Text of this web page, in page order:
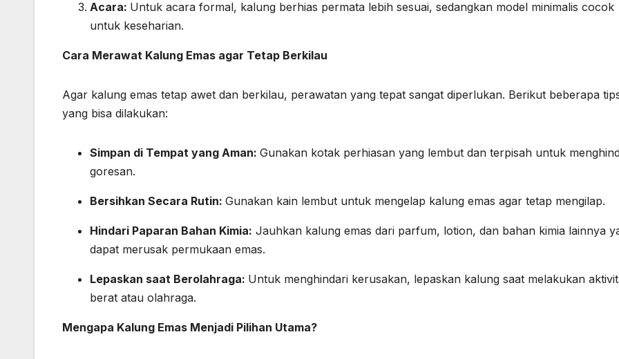
Acara: Untuk acara formal, kalung berhias permata lebih sesuai, sedangkan model minimalis cocok
untuk keseharian.
Cara Merawat Kalung Emas agar Tetap Berkilau
Agar kalung emas tetap awet dan berkilau, perawatan yang tepat sangat diperlukan. Berikut beberapa
yang bisa dilakukan:
Simpan di Tempat yang Aman: Gunakan kotak perhiasan yang lembut dan terpisah untuk
goresan.
Bersihkan Secara Rutin: Gunakan kain lembut untuk mengelap kalung emas agar tetap mengilap.
Hindari Paparan Bahan Kimia: Jauhkan kalung emas dari parfum, lotion, dan bahan kimia lainnya
dapat merusak permukaan emas.
Lepaskan saat Berolahraga: Untuk menghindari kerusakan, lepaskan kalung saat melakukan
berat atau olahraga.
Mengapa Kalung Emas Menjadi Pilihan Utama?